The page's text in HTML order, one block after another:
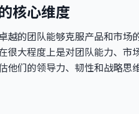
核心维度
越的团队能够克服产品和市场
很大程度上是对团队能力、市
他们的领导力、韧性和战略